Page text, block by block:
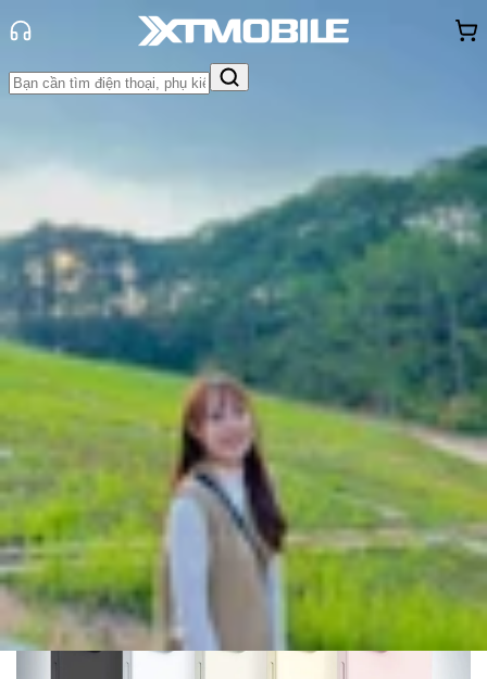
Tin MớiĐánh Giá - Trên TaySo Sánh Tư vấn Khuyến
mãi
Thủ thuậtHỏi đápApp - Game Thông báoKhách
hàng - Sự kiện
iPhone 15 có mấy màu? Bảng màu
có gì nổi bật và nên mua màu nào?
Thùy Nguyễn
Ngày đăng:
15/06/2026
Cập nhật:16/06/2026
Theo dõi XTMobile trên